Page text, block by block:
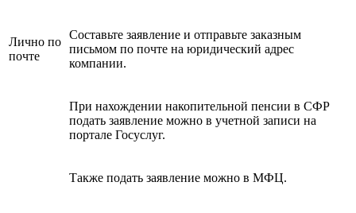
Лично по
почте
Составьте заявление и отправьте заказным
письмом по почте на юридический адрес
компании.
При нахождении накопительной пенсии в СФР
подать заявление можно в учетной записи на
портале Госуслуг.
Также подать заявление можно в МФЦ.